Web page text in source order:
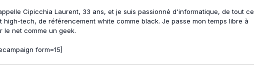
Cipicchia Laurent, 33 ans, et je suis passionné d'informatique, de tout ce
high-tech, de référencement white comme black. Je passe mon temps libre à
le net comme un geek.
form=15]